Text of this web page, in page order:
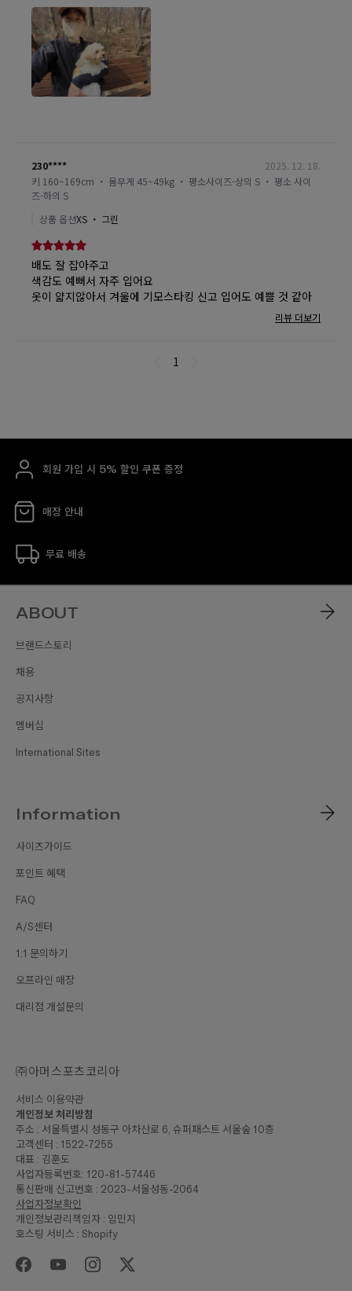
합계
회원 가입 시 5% 할인 쿠폰 증정
매장 안내
무료 배송
ABOUT
브랜드스토리
채용
공지사항
멤버십
International Sites
Information
사이즈가이드
포인트 혜택
FAQ
A/S센터
1:1 문의하기
오프라인 매장
대리점 개설문의
㈜아머스포츠코리아
서비스 이용약관
개인정보 처리방침
주소 : 서울특별시 성동구 아차산로 6, 슈퍼패스트 서울숲 10층
고객센터 : 1522-7255
대표 : 김훈도
사업자등록번호: 120-81-57446
통신판매 신고번호 : 2023-서울성동-2064
사업자정보확인
개인정보관리책임자 : 임민지
호스팅 서비스 : Shopify